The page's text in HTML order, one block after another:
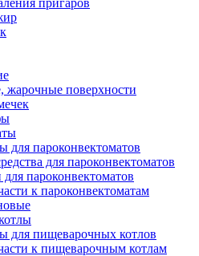
пригаров
жарочные поверхности
для пароконвектоматов
для пароконвектоматов
пароконвектоматов
к пароконвектоматам
для пищеварочных котлов
к пищеварочным котлам